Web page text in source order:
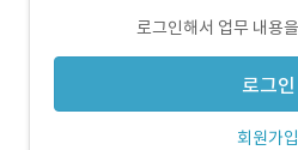
로그인해서 업무 내용
로그인
회원가입